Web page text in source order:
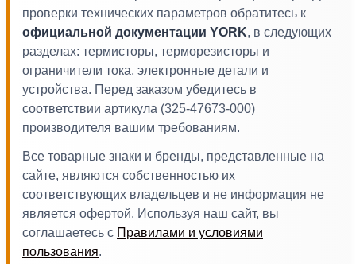
проверки технических параметров обратитесь к
официальной документации YORK, в следующих
разделах: термисторы, терморезисторы и
ограничители тока, электронные детали и
устройства. Перед заказом убедитесь в
соответствии артикула (325-47673-000)
производителя вашим требованиям.
Все товарные знаки и бренды, представленные на
сайте, являются собственностью их
соответствующих владельцев и не информация не
является офертой. Используя наш сайт, вы
соглашаетесь с Правилами и условиями
пользования.